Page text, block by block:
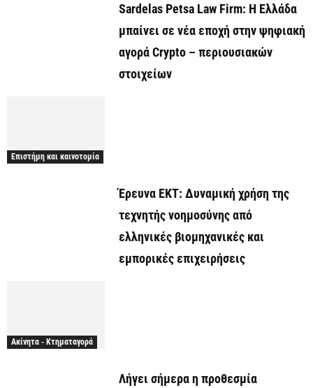
Sardelas Petsa Law Firm: Η Ελλάδα
μπαίνει σε νέα εποχή στην ψηφιακή
αγορά Crypto – περιουσιακών
στοιχείων
Επιστήμη και καινοτομία
Έρευνα ΕΚΤ: Δυναμική χρήση της
τεχνητής νοημοσύνης από
ελληνικές βιομηχανικές και
εμπορικές επιχειρήσεις
Ακίνητα - Κτηματαγορά
Λήγει σήμερα η προθεσμία